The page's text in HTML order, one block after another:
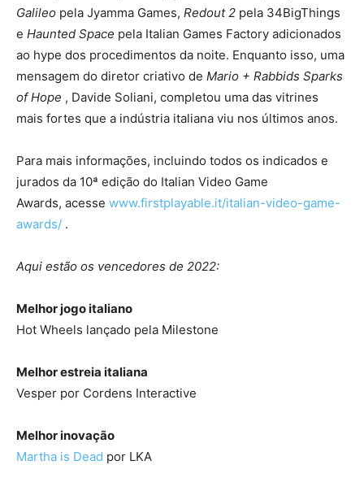
Galileo pela Jyamma Games, Redout 2 pela 34BigThings
e Haunted Space pela Italian Games Factory adicionados
ao hype dos procedimentos da noite. Enquanto isso, uma
mensagem do diretor criativo de Mario + Rabbids Sparks
of Hope , Davide Soliani, completou uma das vitrines
mais fortes que a indústria italiana viu nos últimos anos.
Para mais informações, incluindo todos os indicados e
jurados da 10ª edição do Italian Video Game
Awards, acesse www.firstplayable.it/italian-video-game-
awards/ .
Aqui estão os vencedores de 2022:
Melhor jogo italiano
Hot Wheels lançado pela Milestone
Melhor estreia italiana
Vesper por Cordens Interactive
Melhor inovação
Martha is Dead por LKA